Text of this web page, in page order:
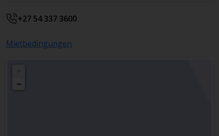
+27 54 337 3600
Mietbedingungen
−